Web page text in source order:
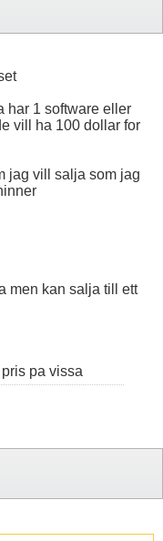
har 1 software eller
vill ha 100 dollar for
jag vill salja som jag
men kan salja till ett
pa vissa